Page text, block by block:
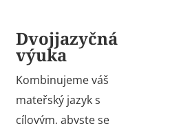
Dvojjazyčná
výuka
Kombinujeme váš
mateřský jazyk s
cílovým, abyste se